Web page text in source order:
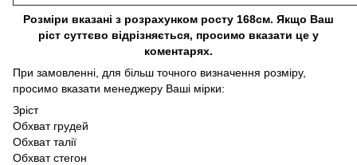
Розміри вказані з розрахунком росту 168см. Якщо Ваш
ріст суттєво відрізняється, просимо вказати це у
коментарях.
При замовленні, для більш точного визначення розміру,
просимо вказати менеджеру Ваші мірки:
Зріст
Обхват грудей
Обхват талії
Обхват стегон